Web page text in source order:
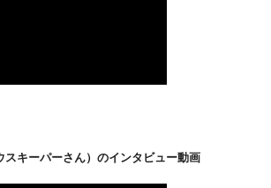
スキーパーさん）のインタビュー動画